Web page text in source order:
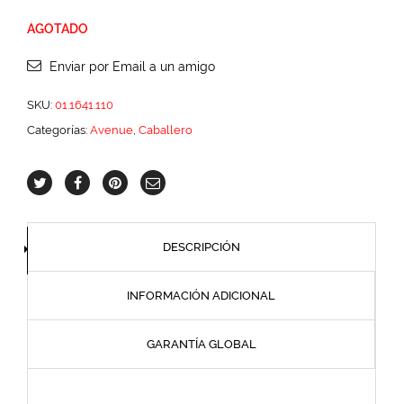
AGOTADO
Enviar por Email a un amigo
SKU: 01.1641.110
Categorías: Avenue, Caballero
DESCRIPCIÓN
INFORMACIÓN ADICIONAL
GARANTÍA GLOBAL